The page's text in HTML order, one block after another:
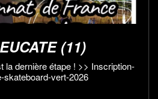
(11)
la dernière étape ! >> Inscription-
skateboard-vert-2026